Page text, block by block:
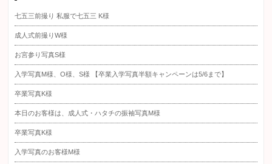
七五三前撮り 私服で七五三 K様
成人式前撮りW様
お宮参り写真S様
入学写真M様、O様、S様 【卒業入学写真半額キャンペーンは5/6まで】
卒業写真K様
本日のお客様は、成人式・ハタチの振袖写真M様
卒業写真K様
入学写真のお客様M様